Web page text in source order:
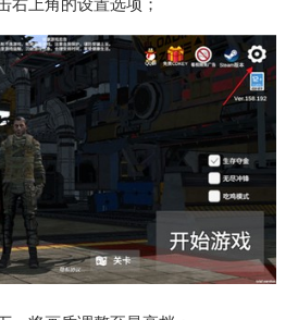
右上角的设置选项；